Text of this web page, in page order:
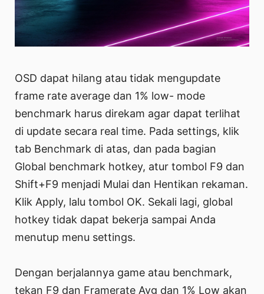
OSD dapat hilang atau tidak mengupdate
frame rate average dan 1% low- mode
benchmark harus direkam agar dapat terlihat
di update secara real time. Pada settings, klik
tab Benchmark di atas, dan pada bagian
Global benchmark hotkey, atur tombol F9 dan
Shift+F9 menjadi Mulai dan Hentikan rekaman.
Klik Apply, lalu tombol OK. Sekali lagi, global
hotkey tidak dapat bekerja sampai Anda
menutup menu settings.
Dengan berjalannya game atau benchmark,
tekan F9 dan Framerate Avg dan 1% Low akan